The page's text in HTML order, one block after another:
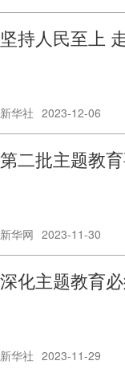
坚持人民至上
新华社 2023-12-06
第二批主题教
新华网 2023-11-30
深化主题教育
新华社 2023-11-29